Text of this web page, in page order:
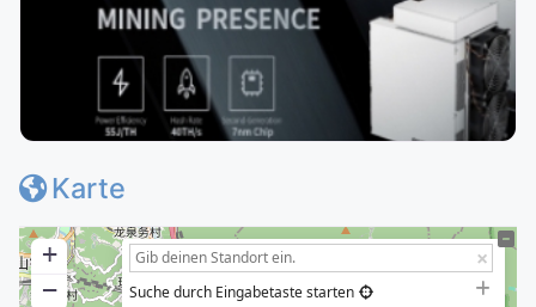
Karte
+
−
Suche durch Eingabetaste starten